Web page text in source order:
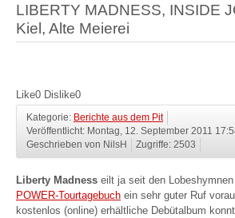
LIBERTY MADNESS, INSIDE
Kiel, Alte Meierei
Like0 Dislike0
Kategorie: Berichte aus dem Pit
Veröffentlicht: Montag, 12. September 2011
Geschrieben von NilsH
Zugriffe: 2503
Liberty Madness eilt ja seit den
POWER-Tourtagebuch ein sehr guter Ruf
kostenlos (online) erhältliche Debütalbum